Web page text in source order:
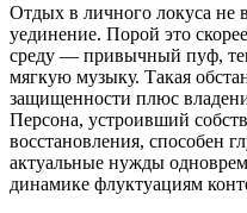
Отдых в личного локуса не
уединение. Порой это
среду — привычный пуф,
мягкую музыку. Такая
защищенности плюс
Персона, устроивший
восстановления, способен
актуальные нужды
динамике флуктуациям